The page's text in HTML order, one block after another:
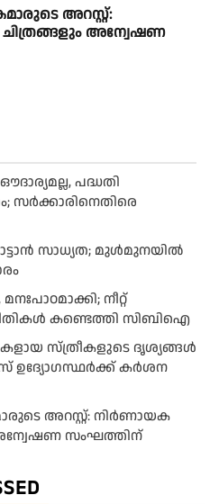
അറസ്റ്റ്:
അന്വേഷണ
പദ്ധതി
സർക്കാരിനെതിരെ
സാധ്യത; മുൾമുനയിൽ
നീറ്റ്
കണ്ടെത്തി സിബിഐ
സ്ത്രീകളുടെ ദൃശ്യങ്ങൾ
കർശന
അറസ്റ്റ്: നിർണായക
സംഘത്തിന്